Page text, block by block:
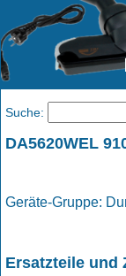
DA5620WEL
Geräte-Gruppe:
Ersatzteile und
Suche: